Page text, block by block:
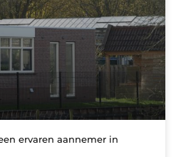
ervaren aannemer in